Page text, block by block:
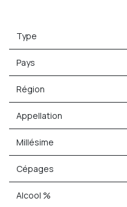
Type
Pays
Région
Appellation
Millésime
Cépages
Alcool %